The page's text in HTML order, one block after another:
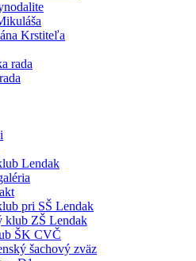
Krstiteľa
rada
Lendak
pri SŠ Lendak
klub ZŠ Lendak
ŠK CVČ
šachový zväz